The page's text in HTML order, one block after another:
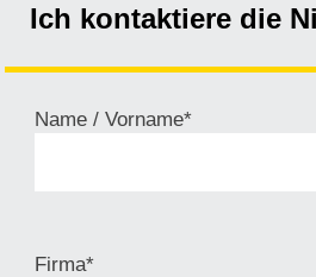
Ich kontaktiere die
Name / Vorname*
Firma*